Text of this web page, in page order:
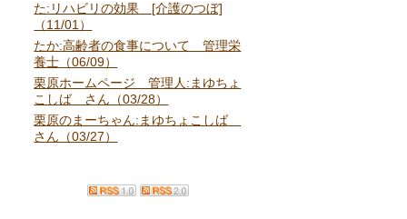
た:リハビリの効果 [介護のつぼ]
（11/01）
たか:高齢者の食事について 管理栄
養士（06/09）
栗原ホームページ 管理人:まゆちょ
こしば さん（03/28）
栗原のまーちゃん:まゆちょこしば
さん（03/27）